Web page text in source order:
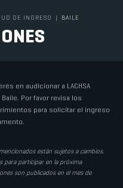
DE INGRESO | BAILE
en audicionar a LACHSA
Por favor revisa los
para solicitar el ingreso
están sujetos a cambios.
para participar en la próxima
son publicados en el mes de